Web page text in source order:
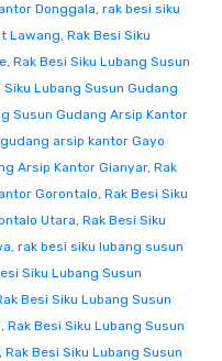
Donggala, rak besi siku
Lawang, Rak Besi Siku
, Rak Besi Siku Lubang Susun
Siku Lubang Susun Gudang
Susun Gudang Arsip Kantor
arsip kantor Gayo
Arsip Kantor Gianyar, Rak
Gorontalo, Rak Besi Siku
Utara, Rak Besi Siku
, rak besi siku lubang susun
Siku Lubang Susun
Besi Siku Lubang Susun
, Rak Besi Siku Lubang Susun
, Rak Besi Siku Lubang Susun